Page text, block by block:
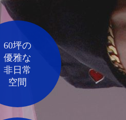
60坪の
優雅な
非日常
空間